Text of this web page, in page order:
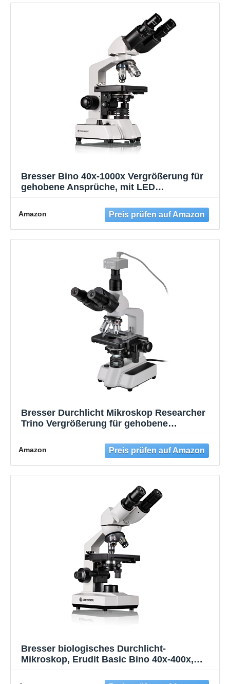
Bresser Bino 40x-1000x Vergrößerung für
gehobene Ansprüche, mit LED
Aufsatz, koaxialer Kreuztisch sowie Grob-
und Feinfokussierung, 5722100
Amazon
Bresser Durchlicht Mikroskop Researcher
Trino Vergrößerung für gehobene
drehbarer trinokularer Auszug, Blanc, 40x-
1000x
Amazon
Bresser biologisches Durchlicht-
Mikroskop, Erudit Basic Bino 40x-400x,
Kreuztisch (koaxial), LED (Batterie oder